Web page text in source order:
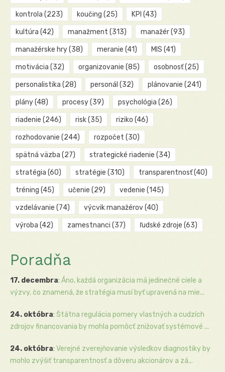
kontrola (223) koučing (25) KPI (43)
kultúra (42) manažment (313) manažér(93)
manažérske hry(38) meranie (41) MIS (41)
motivácia (32) organizovanie (85) osobnosť(25)
personalistika (28) personál (32) plánovanie (241)
plány(48) procesy(39) psychológia (26)
riadenie (246) risk(35) riziko (46)
rozhodovanie (244) rozpočet (30)
spätná väzba (27) strategické riadenie (34)
stratégia (60) stratégie (310) transparentnosť(40)
tréning (45) učenie (29) vedenie (145)
vzdelávanie (74) výcvik manažérov(40)
výroba (42) zamestnanci (37) ľudské zdroje (63)
Poradňa
17. decembra: Áno, každá organizácia má jedinečné ciele a
výzvy, čo znamená, že stratégia musí byť upravená na mie...
24. októbra: Štátna regulácia pomery vlastných a cudzích
zdrojov financovania by mohla pomôcť znižovať systémové ...
24. októbra: Verejné zverejňovanie výsledkov diagnostiky by
mohlo zvýšiť transparentnosť a dôveru akcionárov a zá...